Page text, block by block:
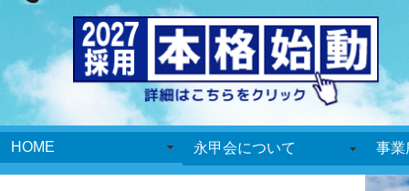
HOME 永甲会について 事業